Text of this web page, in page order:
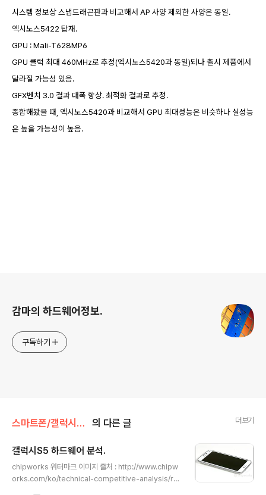
시스템 정보상 스냅드래곤판과 비교해서 AP 사양 제외한 사양은 동일.
엑시노스5422 탑재.
GPU : Mali-T628MP6
GPU 클럭 최대 460MHz로 추정(엑시노스5420과 동일)되나 출시 제품에서
달라질 가능성 있음.
GFX벤치 3.0 결과 대폭 향상. 최적화 결과로 추정.
종합해봤을 때, 엑시노스5420과 비교해서 GPU 최대성능은 비슷하나 실성능
은 높을 가능성이 높음.
감마의 하드웨어정보.
구독하기
스마트폰/갤럭시S5 Galaxy S5 의 다른 글 더보기
갤럭시S5 하드웨어 분석.
chipworks 워터마크 이미지 출처 : http://www.chipw
orks.com/ko/technical-competitive-analysis/re